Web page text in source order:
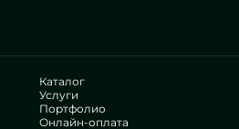
Каталог
Услуги
Портфолио
Онлайн-оплата